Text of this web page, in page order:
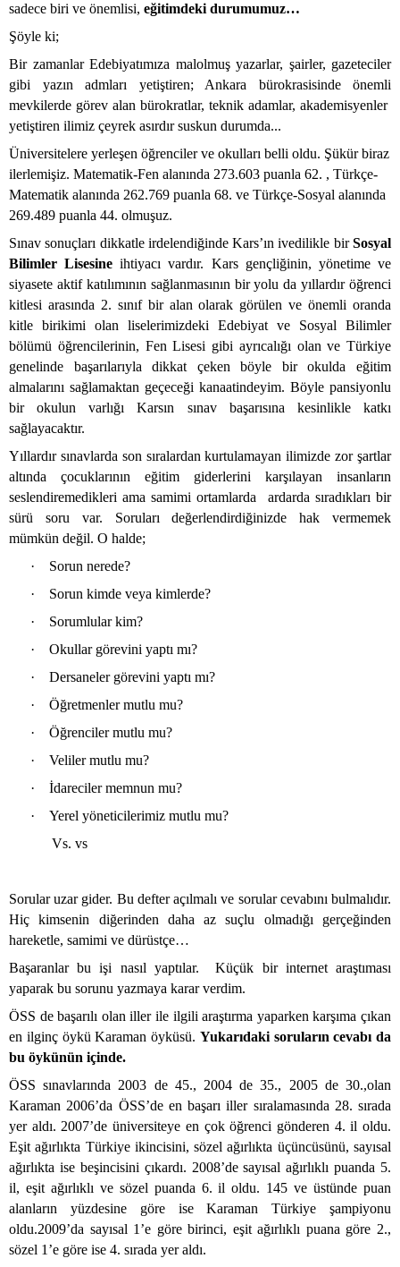
sadece biri ve önemlisi, eğitimdeki durumumuz…
Şöyle ki;
Bir zamanlar Edebiyatımıza malolmuş yazarlar, şairler, gazeteciler
gibi yazın admları yetiştiren; Ankara bürokrasisinde önemli
mevkilerde görev alan bürokratlar, teknik adamlar, akademisyenler
yetiştiren ilimiz çeyrek asırdır suskun durumda...
Üniversitelere yerleşen öğrenciler ve okulları belli oldu. Şükür biraz
ilerlemişiz. Matematik-Fen alanında 273.603 puanla 62. , Türkçe-
Matematik alanında 262.769 puanla 68. ve Türkçe-Sosyal alanında
269.489 puanla 44. olmuşuz.
Sınav sonuçları dikkatle irdelendiğinde Kars’ın ivedilikle birSosyal
Bilimler Lisesine ihtiyacı vardır. Kars gençliğinin, yönetime ve
siyasete aktif katılımının sağlanmasının bir yolu da yıllardır öğrenci
kitlesi arasında 2. sınıf bir alan olarak görülen ve önemli oranda
kitle birikimi olan liselerimizdeki Edebiyat ve Sosyal Bilimler
bölümü öğrencilerinin, Fen Lisesi gibi ayrıcalığı olan ve Türkiye
genelinde başarılarıyla dikkat çeken böyle bir okulda eğitim
almalarını sağlamaktan geçeceği kanaatindeyim. Böyle pansiyonlu
bir okulun varlığı Karsın sınav başarısına kesinlikle katkı
sağlayacaktır.
Yıllardır sınavlarda son sıralardan kurtulamayan ilimizde zor şartlar
altında çocuklarının eğitim giderlerini karşılayan insanların
seslendiremedikleri ama samimi ortamlarda
ardarda sıradıkları bir
sürü soru var. Soruları değerlendirdiğinizde hak vermemek
mümkün değil. O halde;
·
Sorun nerede?
·
Sorun kimde veya kimlerde?
·
Sorumlular kim?
·
Okullar görevini yaptı mı?
·
Dersaneler görevini yaptı mı?
·
Öğretmenler mutlu mu?
·
Öğrenciler mutlu mu?
·
Veliler mutlu mu?
·
İdareciler memnun mu?
·
Yerel yöneticilerimiz mutlu mu?
Vs. vs
Sorular uzar gider. Bu defter açılmalı ve sorular cevabını bulmalıdır.
Hiç kimsenin diğerinden daha az suçlu olmadığı gerçeğinden
hareketle, samimi ve dürüstçe…
Başaranlar bu işi nasıl yaptılar.
Küçük bir internet araştıması
yaparak bu sorunu yazmaya karar verdim.
ÖSS de başarılı olan iller ile ilgili araştırma yaparken karşıma çıkan
en ilginç öykü Karaman öyküsü. Yukarıdaki soruların cevabı da
bu öykünün içinde.
ÖSS sınavlarında 2003 de 45., 2004 de 35., 2005 de 30.,olan
Karaman 2006’da ÖSS’de en başarı iller sıralamasında 28. sırada
yer aldı. 2007’de üniversiteye en çok öğrenci gönderen 4. il oldu.
Eşit ağırlıkta Türkiye ikincisini, sözel ağırlıkta üçüncüsünü, sayısal
ağırlıkta ise beşincisini çıkardı. 2008’de sayısal ağırlıklı puanda 5.
il, eşit ağırlıklı ve sözel puanda 6. il oldu. 145 ve üstünde puan
alanların yüzdesine göre ise Karaman Türkiye şampiyonu
oldu.2009’da sayısal 1’e göre birinci, eşit ağırlıklı puana göre 2.,
sözel 1’e göre ise 4. sırada yer aldı.